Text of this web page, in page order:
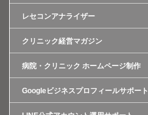
レセコンアナライザー
クリニック経営マガジン
病院・クリニック ホームページ制作
Googleビジネスプロフィールサポート